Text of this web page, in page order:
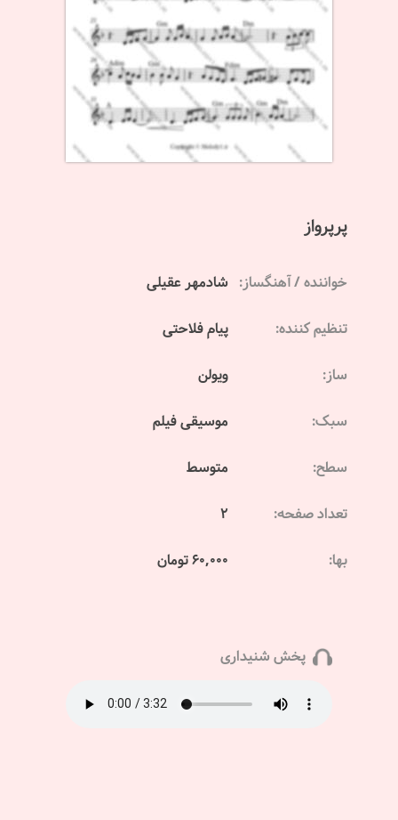
پرپرواز
خواننده / آهنگساز: شادمهر عقیلی
تنظیم کننده: پیام فلاحتی
ساز: ویولن
سبک: موسیقی فیلم
سطح: متوسط
تعداد صفحه: 2
بها: 60,000 تومان
پخش شنیداری